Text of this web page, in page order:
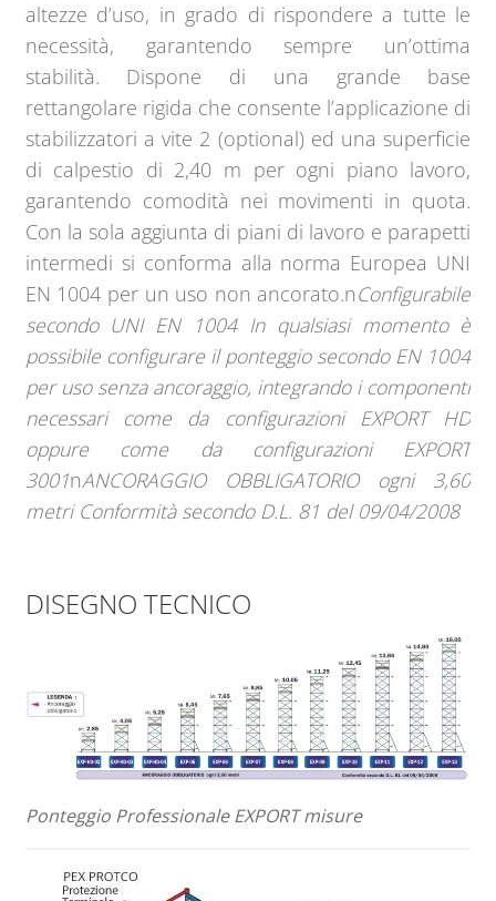
altezze d’uso, in grado di rispondere a tutte le
necessità, garantendo sempre un’ottima
stabilità. Dispone di una grande base
rettangolare rigida che consente l’applicazione di
stabilizzatori a vite 2 (optional) ed una superficie
di calpestio di 2,40 m per ogni piano lavoro,
garantendo comodità nei movimenti in quota.
Con la sola aggiunta di piani di lavoro e parapetti
intermedi si conforma alla norma Europea UNI
EN 1004 per un uso non ancorato.nConfigurabile
secondo UNI EN 1004 In qualsiasi momento è
possibile configurare il ponteggio secondo EN 1004
per uso senza ancoraggio, integrando i componenti
necessari come da configurazioni EXPORT HD
oppure come da configurazioni EXPORT
3001nANCORAGGIO OBBLIGATORIO ogni 3,60
metri Conformità secondo D.L. 81 del 09/04/2008
DISEGNO TECNICO
Ponteggio Professionale EXPORT misure